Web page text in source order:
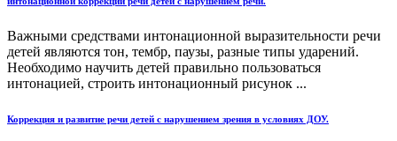
Важными средствами интонационной выразительности речи
детей являются тон, тембр, паузы, разные типы ударений.
Необходимо научить детей правильно пользоваться
интонацией, строить интонационный рисунок ...
Коррекция и развитие речи детей с нарушением зрения в условиях ДОУ.